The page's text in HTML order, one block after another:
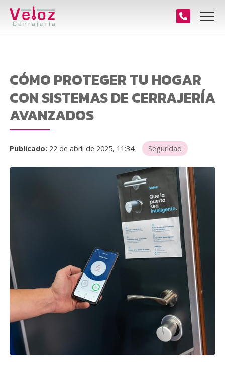
CÓMO PROTEGER TU HOGAR
CON SISTEMAS DE CERRAJERÍA
AVANZADOS
Publicado: 22 de abril de 2025, 11:34 Seguridad